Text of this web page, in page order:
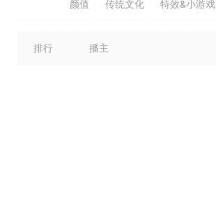
颜值
传统文化 特效&小游戏
排行 播主